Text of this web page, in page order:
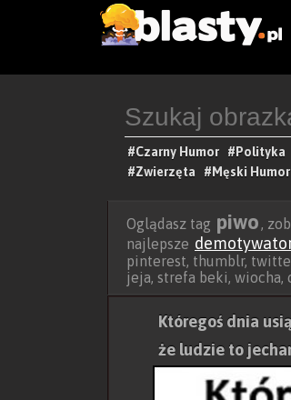
#Czarny Humor #Polityka
#Zwierzęta
#Męski Humor
Oglądasz tag piwo,
najlepsze
pinterest, thumblr,
jeja, strefa beki, wiocha,
Któregoś dnia
że ludzie to